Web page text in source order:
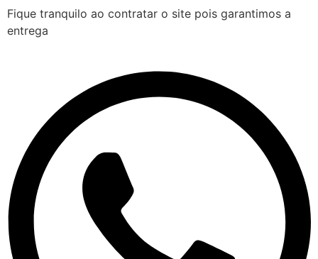
Fique tranquilo ao contratar o site pois garantimos a
entrega